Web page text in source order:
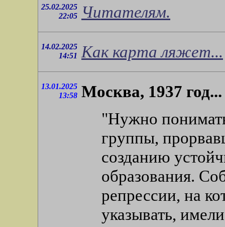
25.02.2025
22:05
Читателям.
14.02.2025
14:51
Как карта ляжет...
13.01.2025
13:58 Москва, 1937 год...
"Нужно
группы,
созданию
образования.
репрессии, на
указывать,